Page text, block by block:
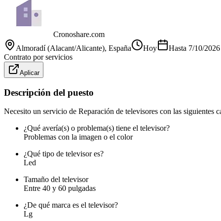
Cronoshare.com
Almoradí (Alacant/Alicante), España Hoy Hasta 7/10/2026
Contrato por servicios
Aplicar
Descripción del puesto
Necesito un servicio de Reparación de televisores con las siguientes
¿Qué avería(s) o problema(s) tiene el televisor?
Problemas con la imagen o el color
¿Qué tipo de televisor es?
Led
Tamaño del televisor
Entre 40 y 60 pulgadas
¿De qué marca es el televisor?
Lg